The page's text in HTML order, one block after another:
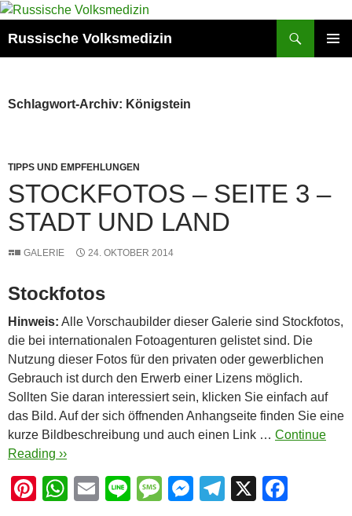
Zum
springen
Russische Volksmedizin
Schlagwort-Archiv: Königstein
TIPPS UND EMPFEHLUNGEN
STOCKFOTOS – SEITE 3 –
STADT UND LAND
GALERIE 24. OKTOBER 2014
Stockfotos
Hinweis: Alle Vorschaubilder dieser Galerie sind Stockfotos,
die bei internationalen Fotoagenturen gelistet sind. Die
Nutzung dieser Fotos für den privaten oder gewerblichen
Gebrauch ist durch den Erwerb einer Lizens möglich.
Sollten Sie daran interessiert sein, klicken Sie einfach auf
das Bild. Auf der sich öffnenden Anhangseite finden Sie eine
kurze Bildbeschreibung und auch einen Link … Continue
Reading ››
Pi
W
E
Li
M M
T
X